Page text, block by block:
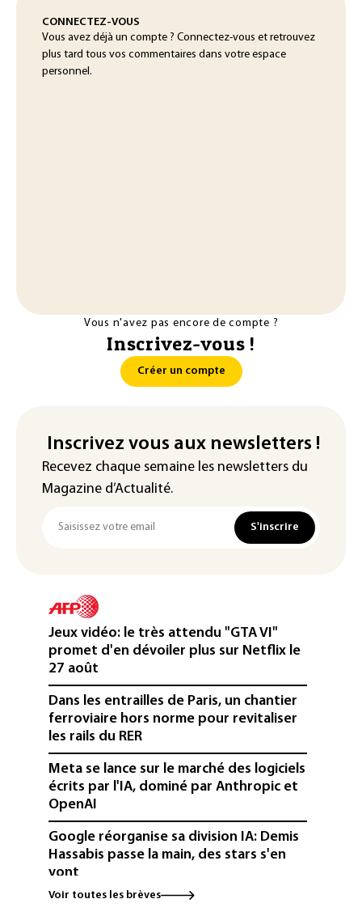
CONNECTEZ-VOUS
Vous avez déjà un compte ? Connectez-vous et retrouvez
plus tard tous vos commentaires dans votre espace
personnel.
Vous n'avez pas encore de compte ?
Inscrivez-vous !
Créer un compte
Inscrivez vous aux newsletters !
Recevez chaque semaine les newsletters du
Magazine d’Actualité.
S'inscrire
Jeux vidéo: le très attendu "GTA VI"
promet d'en dévoiler plus sur Netflix le
27 août
Dans les entrailles de Paris, un chantier
ferroviaire hors norme pour revitaliser
les rails du RER
Meta se lance sur le marché des logiciels
écrits par l'IA, dominé par Anthropic et
OpenAI
Google réorganise sa division IA: Demis
Hassabis passe la main, des stars s'en
vont
Colombie: un bébé hippopotame
Voir toutes les brèves